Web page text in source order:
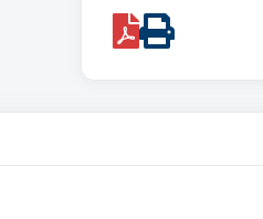
/
3,5PDFPrint